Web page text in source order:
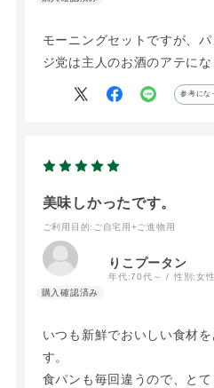
モーニングセットですが、
ジ党は主人のお酒のアテにな
参考にな
美味しかったです。
ご利用目的:ご自宅用+ご進物用
りこプータン
年代:70代～ 性別:女性
いつも新鮮でおいしい食材
す。
食パンも毎回違うので、とて